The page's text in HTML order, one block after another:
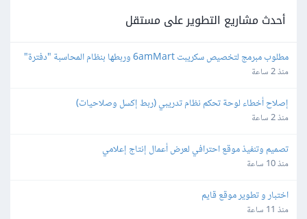
أحدث مشاريع التطوير على مستقل
وبوابات الدفع في مصر
منذ 2 ساعة
إصلاح أخطاء لوحة تحكم نظام تدريبي (ربط إكسل وصلاحيات)
منذ 2 ساعة
تصميم وتنفيذ موقع احترافي لعرض أعمال إنتاج إعلامي
منذ 10 ساعة
اختبار و تطوير موقع قايم
منذ 11 ساعة